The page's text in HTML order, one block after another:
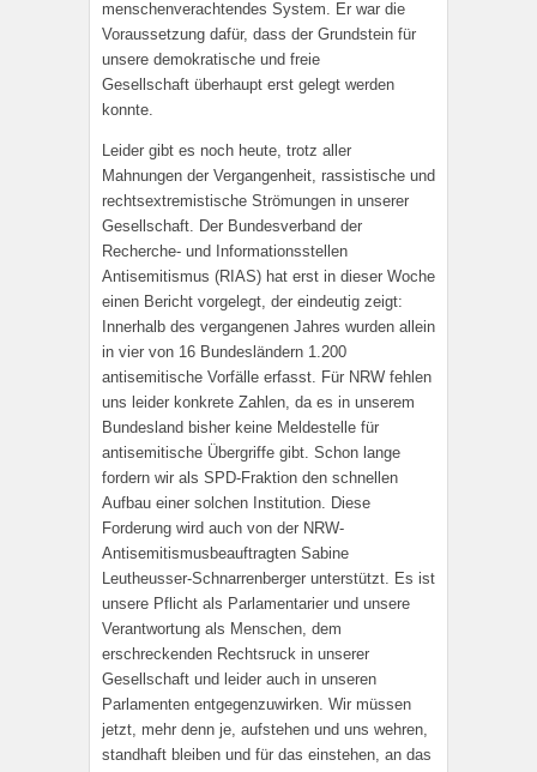
menschenverachtendes System. Er war die
Voraussetzung dafür, dass der Grundstein für
unsere demokratische und freie
Gesellschaft überhaupt erst gelegt werden
konnte.
Leider gibt es noch heute, trotz aller
Mahnungen der Vergangenheit, rassistische und
rechtsextremistische Strömungen in unserer
Gesellschaft. Der Bundesverband der
Recherche- und Informationsstellen
Antisemitismus (RIAS) hat erst in dieser Woche
einen Bericht vorgelegt, der eindeutig zeigt:
Innerhalb des vergangenen Jahres wurden allein
in vier von 16 Bundesländern 1.200
antisemitische Vorfälle erfasst. Für NRW fehlen
uns leider konkrete Zahlen, da es in unserem
Bundesland bisher keine Meldestelle für
antisemitische Übergriffe gibt. Schon lange
fordern wir als SPD-Fraktion den schnellen
Aufbau einer solchen Institution. Diese
Forderung wird auch von der NRW-
Antisemitismusbeauftragten Sabine
Leutheusser-Schnarrenberger unterstützt. Es ist
unsere Pflicht als Parlamentarier und unsere
Verantwortung als Menschen, dem
erschreckenden Rechtsruck in unserer
Gesellschaft und leider auch in unseren
Parlamenten entgegenzuwirken. Wir müssen
jetzt, mehr denn je, aufstehen und uns wehren,
standhaft bleiben und für das einstehen, an das